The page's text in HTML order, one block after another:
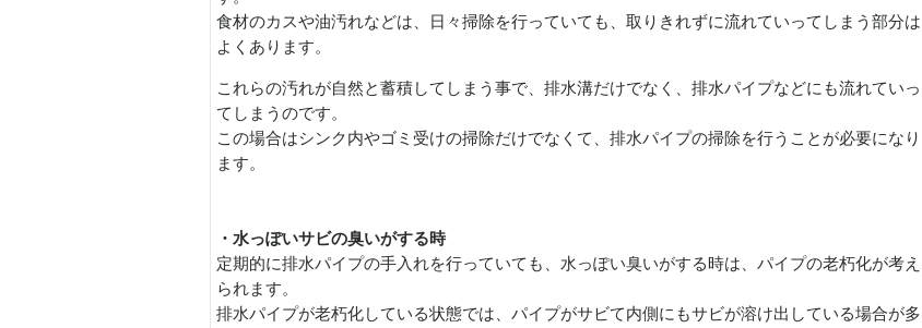
食材のカスや油汚れなどは、日々掃除を行っていても、取りきれずに流れていってしまう部分は
よくあります。
これらの汚れが自然と蓄積してしまう事で、排水溝だけでなく、排水パイプなどにも流れていっ
てしまうのです。
この場合はシンク内やゴミ受けの掃除だけでなくて、排水パイプの掃除を行うことが必要になり
ます。
・水っぽいサビの臭いがする時
定期的に排水パイプの手入れを行っていても、水っぽい臭いがする時は、パイプの老朽化が考え
られます。
排水パイプが老朽化している状態では、パイプがサビて内側にもサビが溶け出している場合が多